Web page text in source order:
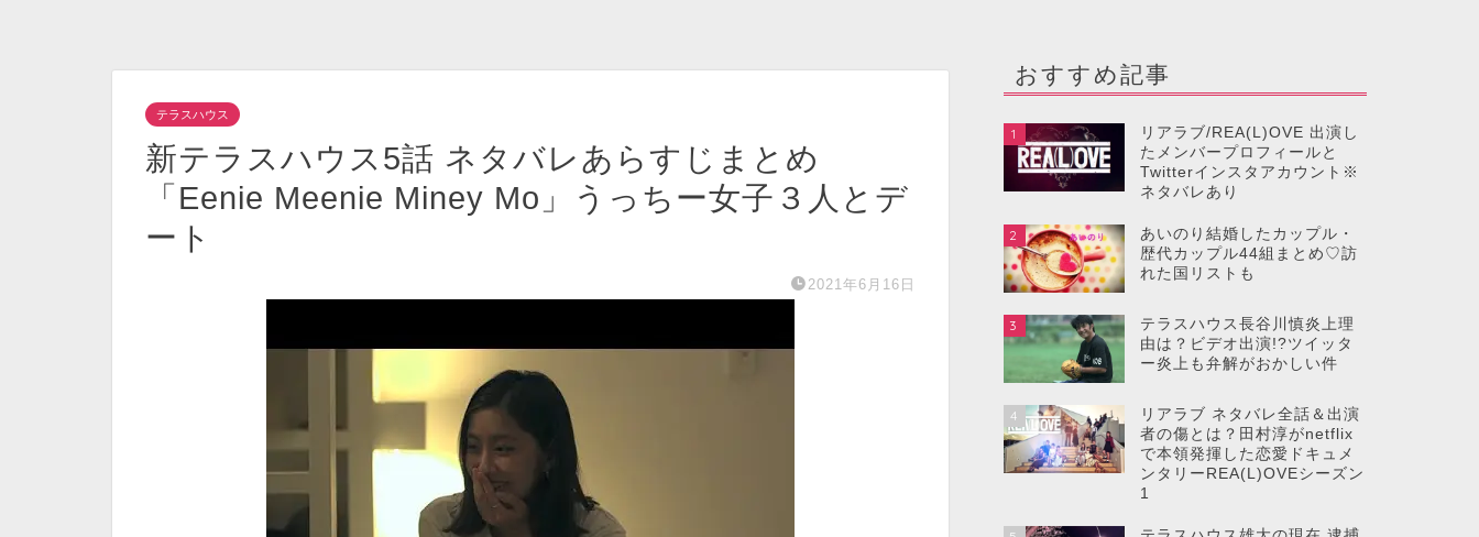
テラスハウス
新テラスハウス5話 ネタバレあらすじまとめ
「Eenie Meenie Miney Mo」うっちー女子３人とデ
ート
2021年6月16日
おすすめ記事
1
リアラブ/REA(L)OVE 出演し
たメンバープロフィールと
Twitterインスタアカウント※
ネタバレあり
2
あいのり結婚したカップル・
歴代カップル44組まとめ♡訪
れた国リストも
3
テラスハウス長谷川慎炎上理
由は？ビデオ出演!?ツイッタ
ー炎上も弁解がおかしい件
4
リアラブ ネタバレ全話＆出演
者の傷とは？田村淳がnetflix
で本領発揮した恋愛ドキュメ
ンタリーREA(L)OVEシーズン
1